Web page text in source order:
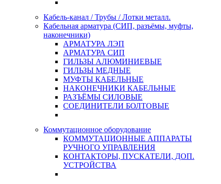
Кабель-канал / Трубы / Лотки металл.
Кабельная арматура (СИП, разъёмы, муфты,
наконечники)
АРМАТУРА ЛЭП
АРМАТУРА СИП
ГИЛЬЗЫ АЛЮМИНИЕВЫЕ
ГИЛЬЗЫ МЕДНЫЕ
МУФТЫ КАБЕЛЬНЫЕ
НАКОНЕЧНИКИ КАБЕЛЬНЫЕ
РАЗЪЁМЫ СИЛОВЫЕ
СОЕДИНИТЕЛИ БОЛТОВЫЕ
Коммутационное оборудование
КОММУТАЦИОННЫЕ АППАРАТЫ
РУЧНОГО УПРАВЛЕНИЯ
КОНТАКТОРЫ, ПУСКАТЕЛИ, ДОП.
УСТРОЙСТВА